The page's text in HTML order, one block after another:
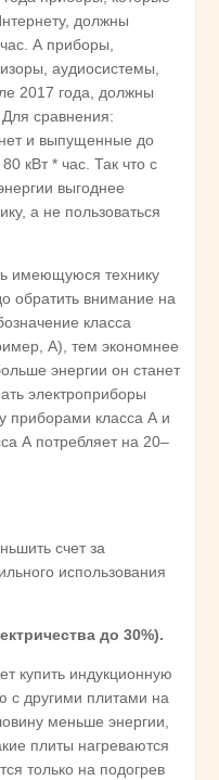
должны
А приборы,
аудиосистемы,
2017 года, должны
Для сравнения:
и выпущенные до
кВт * час. Так что с
выгоднее
а не пользоваться
имеющуюся технику
обратить внимание на
класса
А), тем экономнее
энергии он станет
электроприборы
приборами класса А и
А потребляет на 20–
счет за
использования
до 30%).
купить индукционную
с другими плитами на
меньше энергии,
плиты нагреваются
только на подогрев